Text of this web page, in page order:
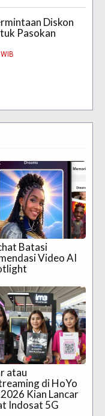
Diskon
Pasokan
Batasi
Video AI
atau
di HoYo
2026 Kian Lancar
Indosat 5G